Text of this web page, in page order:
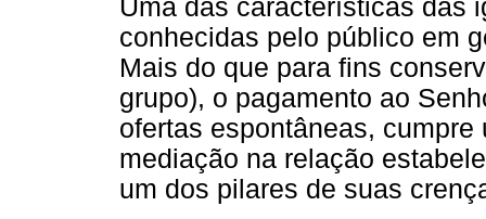
Uma das características das
conhecidas pelo público em
Mais do que para fins
grupo), o pagamento ao
ofertas espontâneas,
mediação na relação
um dos pilares de suas